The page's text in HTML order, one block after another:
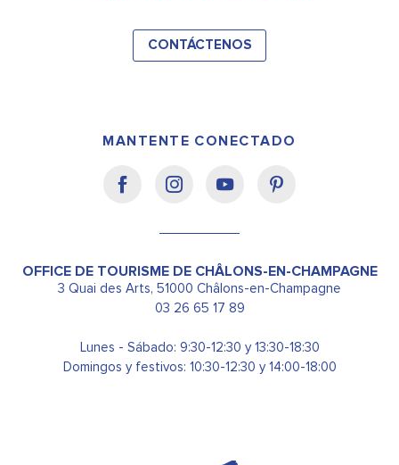
CONTÁCTENOS
MANTENTE CONECTADO
OFFICE DE TOURISME DE CHÂLONS-EN-CHAMPAGNE
3 Quai des Arts, 51000 Châlons-en-Champagne
03 26 65 17 89
Lunes - Sábado: 9:30-12:30 y 13:30-18:30
Domingos y festivos: 10:30-12:30 y 14:00-18:00